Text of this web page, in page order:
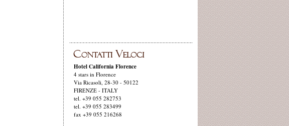
Hotel California Florence
4 stars in Florence
Via Ricasoli, 28-30 - 50122
FIRENZE - ITALY
tel. +39 055 282753
tel. +39 055 283499
fax +39 055 216268